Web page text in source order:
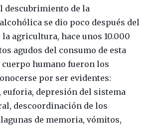
descubrimiento de la
se dio poco después del
agricultura, hace unos 10.000
agudos del consumo de esta
cuerpo humano fueron los
por ser evidentes:
depresión del sistema
descoordinación de los
de memoria, vómitos,